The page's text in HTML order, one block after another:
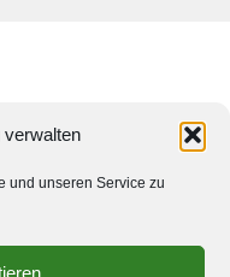
und unseren Service zu